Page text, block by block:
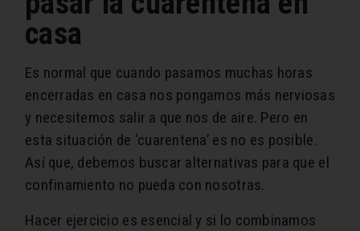
casa
Es normal que cuando pasamos muchas horas
encerradas en casa nos pongamos más nerviosas
y necesitemos salir a que nos de aire. Pero en
esta situación de ‘cuarentena’ es no es posible.
Así que, debemos buscar alternativas para que el
confinamiento no pueda con nosotras.
Hacer ejercicio es esencial y si lo combinamos